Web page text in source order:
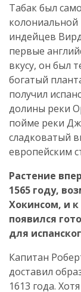
Табак был
индейцев
первые
вкусу, он был
богатый
получил
долины реки
пойме реки
сладковатый
европейским
Растение
1565 году,
Хокинсом, и
появился
для
Капитан
доставил
1613 года.